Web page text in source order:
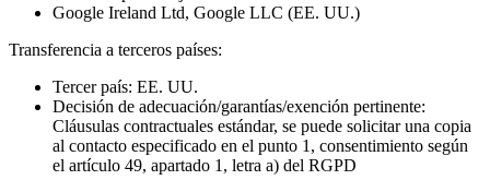
Google Ireland Ltd, Google LLC (EE. UU.)
Transferencia a terceros países:
Tercer país: EE. UU.
Decisión de adecuación/garantías/exención pertinente:
Cláusulas contractuales estándar, se puede solicitar una copia
al contacto especificado en el punto 1, consentimiento según
el artículo 49, apartado 1, letra a) del RGPD